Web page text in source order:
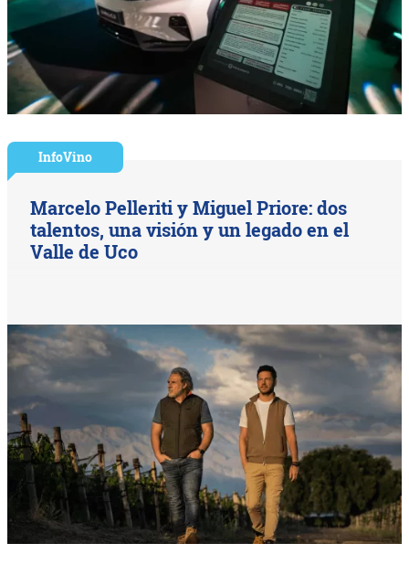
InfoVino
Marcelo Pelleriti y Miguel Priore: dos
talentos, una visión y un legado en el
Valle de Uco